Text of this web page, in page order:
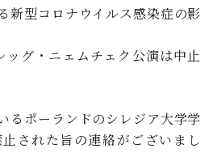
新型コロナウイルス感染症の影
グ・ニェムチェク公演は中止
るポーランドのシレジア大学学
された旨の連絡がございまし